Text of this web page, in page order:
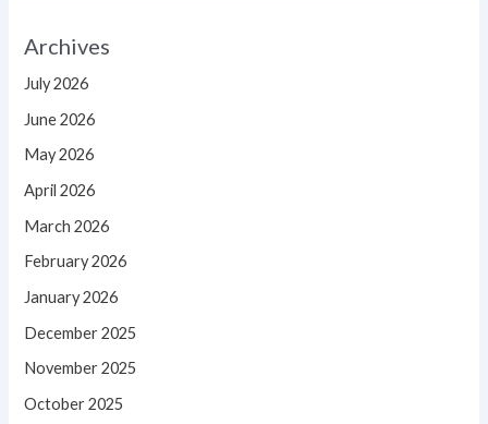
Archives
July 2026
June 2026
May 2026
April 2026
March 2026
February 2026
January 2026
December 2025
November 2025
October 2025